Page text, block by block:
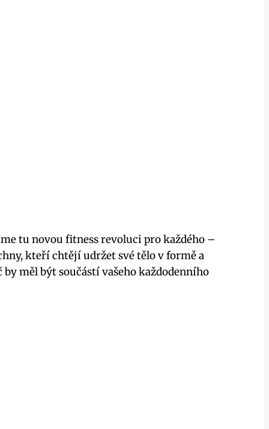
tu novou fitness revoluci pro každého –
kteří chtějí udržet své tělo v formě a
měl být součástí vašeho každodenního